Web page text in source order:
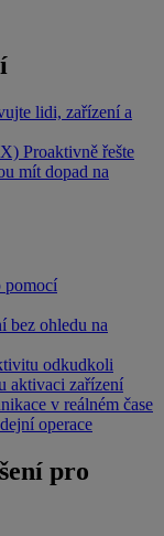
lidi, zařízení a
Proaktivně řešte
mít dopad na
pomocí
bez ohledu na
odkudkoli
aktivaci zařízení
v reálném čase
operace
pro